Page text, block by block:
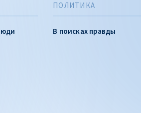
ПОЛИТИКА
В поисках правды